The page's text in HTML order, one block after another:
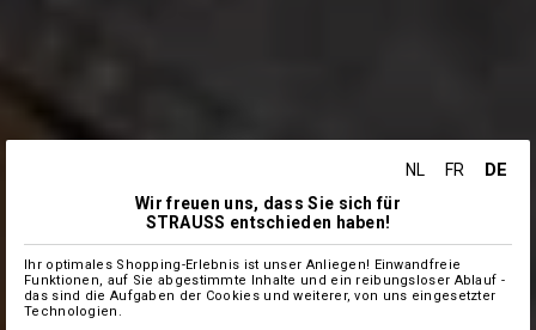
NL FR DE
Wir freuen uns, dass Sie sich für
STRAUSS entschieden haben!
Ihr optimales Shopping-Erlebnis ist unser Anliegen! Einwandfreie
Funktionen, auf Sie abgestimmte Inhalte und ein reibungsloser Ablauf -
das sind die Aufgaben der Cookies und weiterer, von uns eingesetzter
Technologien.